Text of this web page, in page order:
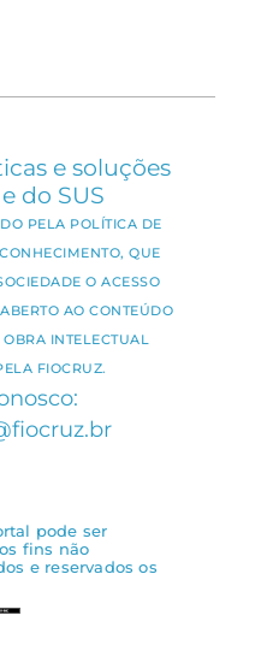
e soluções
do SUS
PELA POLÍTICA DE
QUE
O ACESSO
AO CONTEÚDO
INTELECTUAL
FIOCRUZ.
pode ser
fins não
e reservados os